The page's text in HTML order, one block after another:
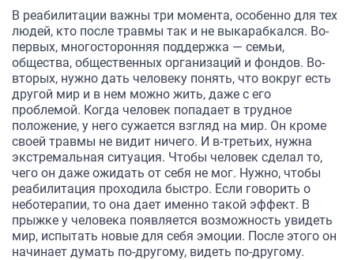
В реабилитации важны три момента, особенно для тех
людей, кто после травмы так и не выкарабкался. Во-
первых, многосторонняя поддержка — семьи,
общества, общественных организаций и фондов. Во-
вторых, нужно дать человеку понять, что вокруг есть
другой мир и в нем можно жить, даже с его
проблемой. Когда человек попадает в трудное
положение, у него сужается взгляд на мир. Он кроме
своей травмы не видит ничего. И в-третьих, нужна
экстремальная ситуация. Чтобы человек сделал то,
чего он даже ожидать от себя не мог. Нужно, чтобы
реабилитация проходила быстро. Если говорить о
неботерапии, то она дает именно такой эффект. В
прыжке у человека появляется возможность увидеть
мир, испытать новые для себя эмоции. После этого он
начинает думать по-другому, видеть по-другому.